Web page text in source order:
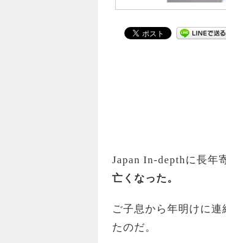
Japan In-depthに長年
亡くなった。
ご子息から年明けに
たのだ。